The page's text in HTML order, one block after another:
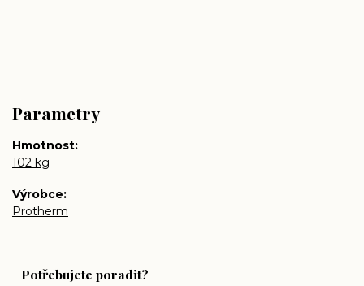
Parametry
Hmotnost
102 kg
Výrobce
Protherm
Potřebujete poradit?